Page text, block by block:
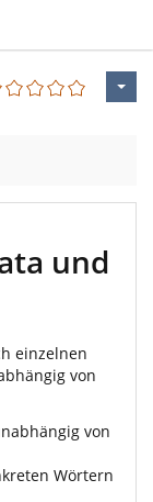
und
einzelnen
von
von
Wörtern